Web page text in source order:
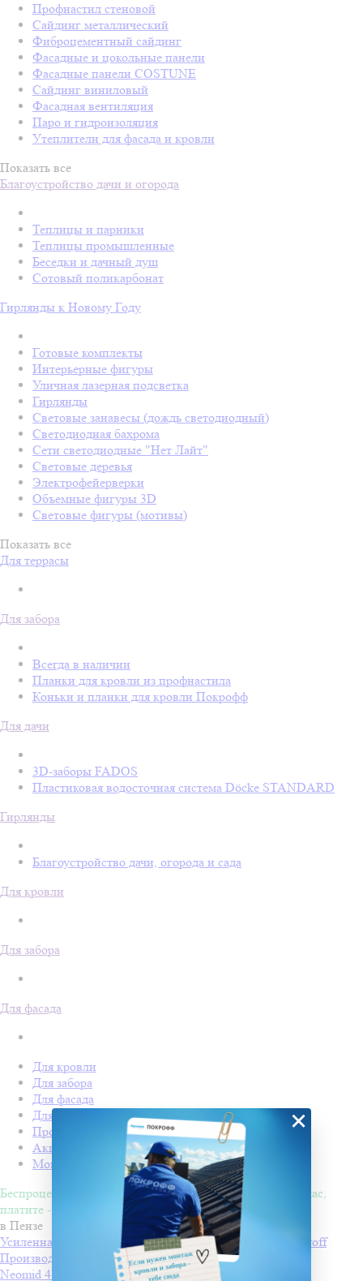
Профнастил стеновой
Сайдинг металлический
Фиброцементный сайдинг
Фасадные и цокольные панели
Фасадные панели COSTUNE
Сайдинг виниловый
Фасадная вентиляция
Паро и гидроизоляция
Утеплители для фасада и кровли
Показать все
Благоустройство дачи и огорода
Теплицы и парники
Теплицы промышленные
Беседки и дачный душ
Сотовый поликарбонат
Гирлянды к Новому Году
Готовые комплекты
Интерьерные фигуры
Уличная лазерная подсветка
Гирлянды
Световые занавесы (дождь светодиодный)
Светодиодная бахрома
Сети светодиодные "Нет Лайт"
Световые деревья
Электрофейерверки
Объемные фигуры 3D
Световые фигуры (мотивы)
Показать все
Для террасы
Для забора
Всегда в наличии
Планки для кровли из профнастила
Коньки и планки для кровли Покрофф
Для дачи
3D-заборы FADOS
Пластиковая водосточная система Döcke STANDARD
Гирлянды
Благоустройство дачи, огорода и сада
Для кровли
Для забора
Для фасада
Для кровли
Для забора
Для фасада
Для дачи
Производство Покрофф
Акции
Монтаж
Беспроцентная рассрочка на 4 месяца. Покупайте - сейчас,
платите - потом!
в Пензе
Усиленная односторонняя клейкая лента Изоспан ML proff
Производитель
ИЗОСПАН
Neomid 450-II, Огнебиозащита II группа
×